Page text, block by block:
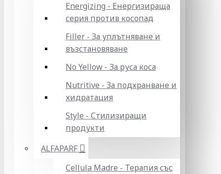
Energizing - Енергизираща
серия против косопад
Filler - За уплътняване и
възстановяване
No Yellow - За руса коса
Nutritive - За подхранване и
хидратация
Style - Стилизиращи
продукти
ALFAPARF
Cellula Madre - Терапия със